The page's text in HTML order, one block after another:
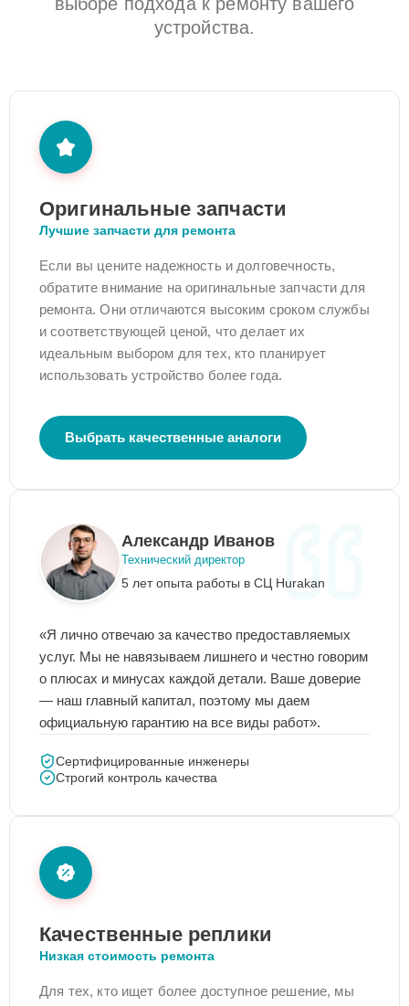
устройства.
Оригинальные запчасти
Лучшие запчасти для ремонта
Если вы цените надежность и долговечность,
обратите внимание на оригинальные запчасти для
ремонта. Они отличаются высоким сроком службы
и соответствующей ценой, что делает их
идеальным выбором для тех, кто планирует
использовать устройство более года.
Выбрать качественные аналоги
Александр Иванов
Технический директор
5 лет опыта работы в СЦ Hurakan
«Я лично отвечаю за качество предоставляемых
услуг. Мы не навязываем лишнего и честно говорим
о плюсах и минусах каждой детали. Ваше доверие
— наш главный капитал, поэтому мы даем
официальную гарантию на все виды работ».
Сертифицированные инженеры
Строгий контроль качества
Качественные реплики
Низкая стоимость ремонта
Для тех, кто ищет более доступное решение, мы